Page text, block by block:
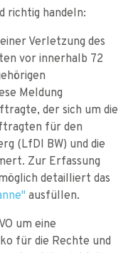
richtig handeln:
Verletzung des
vor innerhalb 72
Meldung
der sich um die
für den
(LfDI BW) und die
Zur Erfassung
detailliert das
ausfüllen.
um eine
für die Rechte und